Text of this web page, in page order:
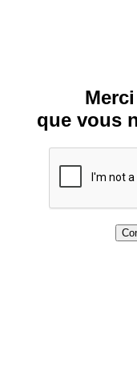
que vous